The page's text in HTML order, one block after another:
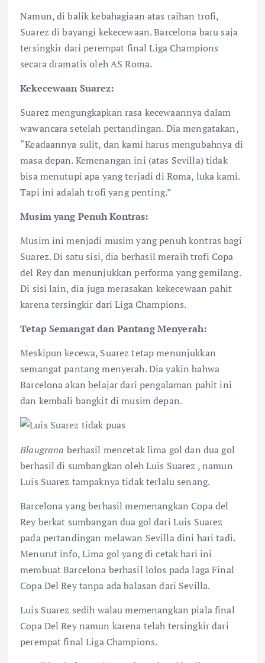
Namun, di balik kebahagiaan atas raihan trofi,
Suarez di bayangi kekecewaan. Barcelona baru saja
tersingkir dari perempat final Liga Champions
secara dramatis oleh AS Roma.
Kekecewaan Suarez:
Suarez mengungkapkan rasa kecewaannya dalam
wawancara setelah pertandingan. Dia mengatakan,
“Keadaannya sulit, dan kami harus mengubahnya di
masa depan. Kemenangan ini (atas Sevilla) tidak
bisa menutupi apa yang terjadi di Roma, luka kami.
Tapi ini adalah trofi yang penting.”
Musim yang Penuh Kontras:
Musim ini menjadi musim yang penuh kontras bagi
Suarez. Di satu sisi, dia berhasil meraih trofi Copa
del Rey dan menunjukkan performa yang gemilang.
Di sisi lain, dia juga merasakan kekecewaan pahit
karena tersingkir dari Liga Champions.
Tetap Semangat dan Pantang Menyerah:
Meskipun kecewa, Suarez tetap menunjukkan
semangat pantang menyerah. Dia yakin bahwa
Barcelona akan belajar dari pengalaman pahit ini
dan kembali bangkit di musim depan.
Blaugrana berhasil mencetak lima gol dan dua gol
berhasil di sumbangkan oleh Luis Suarez , namun
Luis Suarez tampaknya tidak terlalu senang.
Barcelona yang berhasil memenangkan Copa del
Rey berkat sumbangan dua gol dari Luis Suarez
pada pertandingan melawan Sevilla dini hari tadi.
Menurut info, Lima gol yang di cetak hari ini
membuat Barcelona berhasil lolos pada laga Final
Copa Del Rey tanpa ada balasan dari Sevilla.
Luis Suarez sedih walau memenangkan piala final
Copa Del Rey namun karena telah tersingkir dari
perempat final Liga Champions.